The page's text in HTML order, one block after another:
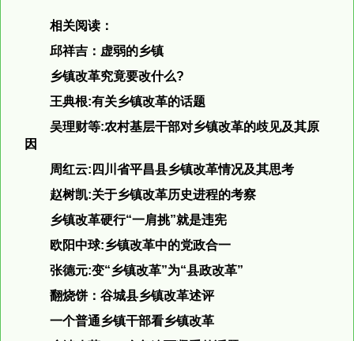
相关阅读：
邱祥吉：虚弱的乡镇
乡镇改革究竟要改什么?
王典根:有关乡镇改革的话题
吴理财等:农村基层干部对乡镇改革的歧见及其原
因
周红云:四川省平昌县乡镇改革情况及其思考
赵树凯:关于乡镇改革历史进程的考察
乡镇改革硬行“一肩挑”就是违宪
欧阳中球:乡镇改革中的党政合一
张德元:变“乡镇改革”为“县政改革”
翻烧饼：谷城县乡镇改革述评
一个普通乡镇干部看乡镇改革